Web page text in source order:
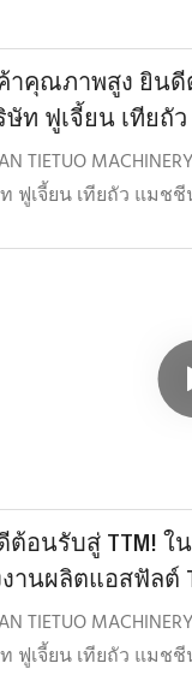
าคุณภาพสูง ยินดี
ษัท ฟูเจี้ยน เทียถั
TIETUO
ฟูเจี้ยน เทียถัว แมชชี
ผสมแอสฟัลต์ ผลิตภัณฑ์
ฟัลต์ โรงงานรีไซเคิล
เคิลแอสฟัลต์แบบเย็น
ต้อนรับสู่ TTM! ใ
งานผลิตแอสฟัลต์
TIETUO
ฟูเจี้ยน เทียถัว แมชชี